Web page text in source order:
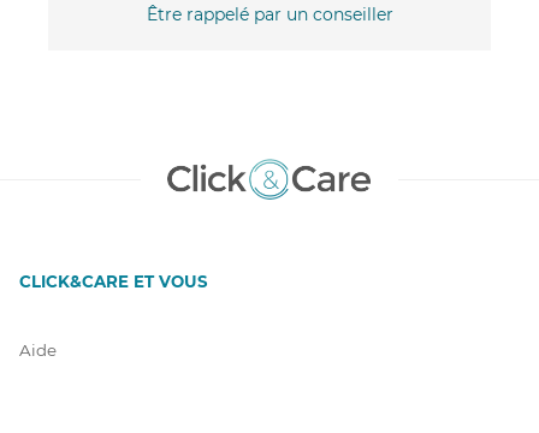
Être rappelé par un conseiller
CLICK&CARE ET VOUS
Aide